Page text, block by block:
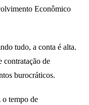
Econômico
tudo, a conta é alta.
contratação de
burocráticos.
o tempo de